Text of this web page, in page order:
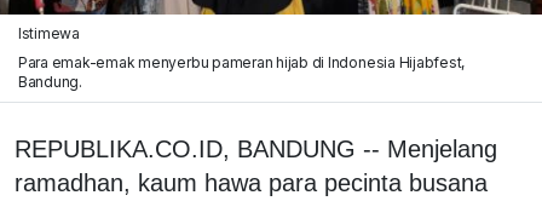
Istimewa
Para emak-emak menyerbu pameran hijab di Indonesia Hijabfest,
Bandung.
REPUBLIKA.CO.ID, BANDUNG -- Menjelang
ramadhan, kaum hawa para pecinta busana